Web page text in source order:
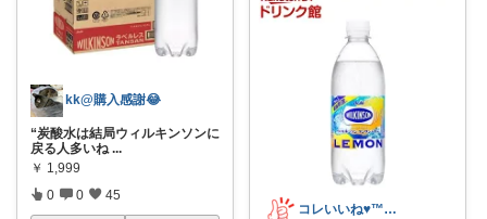
kk@購入感謝😂
“炭酸水は結局ウィルキンソンに
戻る人多いね ...
￥ 1,999
0 0 45
コレいいね♥️™▶コレクションも見てね！